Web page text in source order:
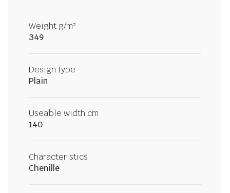
Weight g/m²
349
Design type
Plain
Useable width cm
140
Characteristics
Chenille